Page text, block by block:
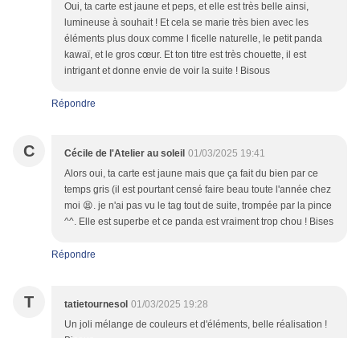
Oui, ta carte est jaune et peps, et elle est très belle ainsi,
lumineuse à souhait ! Et cela se marie très bien avec les
éléments plus doux comme l ficelle naturelle, le petit panda
kawaï, et le gros cœur. Et ton titre est très chouette, il est
intrigant et donne envie de voir la suite ! Bisous
Répondre
C Cécile de l'Atelier au soleil 01/03/2025 19:41
Alors oui, ta carte est jaune mais que ça fait du bien par ce
temps gris (il est pourtant censé faire beau toute l'année chez
moi 😫. je n'ai pas vu le tag tout de suite, trompée par la pince
^^. Elle est superbe et ce panda est vraiment trop chou ! Bises
Répondre
T tatietournesol 01/03/2025 19:28
Un joli mélange de couleurs et d'éléments, belle réalisation !